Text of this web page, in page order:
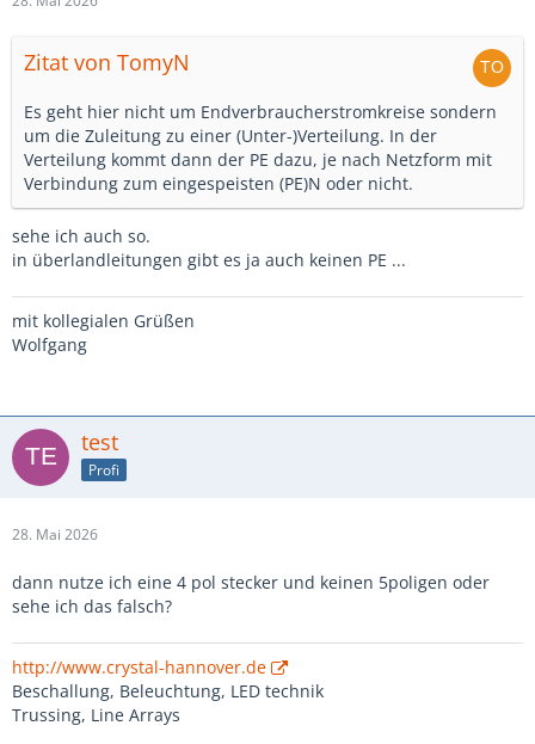
Zitat von TomyN
Es geht hier nicht um Endverbraucherstromkreise sondern
um die Zuleitung zu einer (Unter-)Verteilung. In der
Verteilung kommt dann der PE dazu, je nach Netzform mit
Verbindung zum eingespeisten (PE)N oder nicht.
sehe ich auch so.
in überlandleitungen gibt es ja auch keinen PE ...
mit kollegialen Grüßen
Wolfgang
test
Profi
28. Mai 2026
dann nutze ich eine 4 pol stecker und keinen 5poligen oder
sehe ich das falsch?
http://www.crystal-hannover.de
Beschallung, Beleuchtung, LED technik
Trussing, Line Arrays